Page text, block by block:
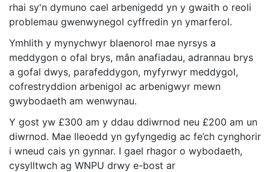
rhai sy'n dymuno cael arbenigedd yn y gwaith o reoli
problemau gwenwynegol cyffredin yn ymarferol.
Ymhlith y mynychwyr blaenorol mae nyrsys a
meddygon o ofal brys, mân anafiadau, adrannau brys
a gofal dwys, parafeddygon, myfyrwyr meddygol,
cofrestryddion arbenigol ac arbenigwyr mewn
gwybodaeth am wenwynau.
Y gost yw £300 am y ddau ddiwrnod neu £200 am un
diwrnod. Mae lleoedd yn gyfyngedig ac fe’ch cynghorir
i wneud cais yn gynnar. I gael rhagor o wybodaeth,
cysylltwch ag WNPU drwy e-bost ar